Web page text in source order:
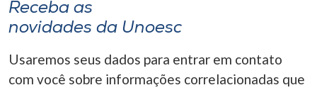
Receba as
novidades da Unoesc
Usaremos seus dados para entrar em contato
com você sobre informações correlacionadas que